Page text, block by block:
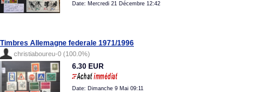
Date: Mercredi 21 Décembre 12:42
Timbres Allemagne federale 1971/1996
christiaboureu-0 (100.0%)
6.30 EUR
Date: Dimanche 9 Mai 09:11